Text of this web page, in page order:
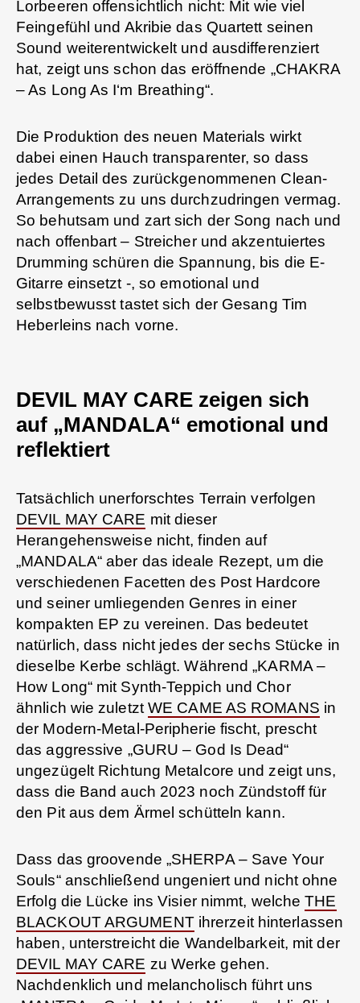
Lorbeeren offensichtlich nicht: Mit wie viel
Feingefühl und Akribie das Quartett seinen
Sound weiterentwickelt und ausdifferenziert
hat, zeigt uns schon das eröffnende „CHAKRA
– As Long As I‘m Breathing“.
Die Produktion des neuen Materials wirkt
dabei einen Hauch transparenter, so dass
jedes Detail des zurückgenommenen Clean-
Arrangements zu uns durchzudringen vermag.
So behutsam und zart sich der Song nach und
nach offenbart – Streicher und akzentuiertes
Drumming schüren die Spannung, bis die E-
Gitarre einsetzt -, so emotional und
selbstbewusst tastet sich der Gesang Tim
Heberleins nach vorne.
DEVIL MAY CARE zeigen sich
auf „MANDALA“ emotional und
reflektiert
Tatsächlich unerforschtes Terrain verfolgen
DEVIL MAY CARE mit dieser
Herangehensweise nicht, finden auf
„MANDALA“ aber das ideale Rezept, um die
verschiedenen Facetten des Post Hardcore
und seiner umliegenden Genres in einer
kompakten EP zu vereinen. Das bedeutet
natürlich, dass nicht jedes der sechs Stücke in
dieselbe Kerbe schlägt. Während „KARMA –
How Long“ mit Synth-Teppich und Chor
ähnlich wie zuletztWE CAME AS ROMANS in
der Modern-Metal-Peripherie fischt, prescht
das aggressive „GURU – God Is Dead“
ungezügelt Richtung Metalcore und zeigt uns,
dass die Band auch 2023 noch Zündstoff für
den Pit aus dem Ärmel schütteln kann.
Dass das groovende „SHERPA – Save Your
Souls“ anschließend ungeniert und nicht ohne
Erfolg die Lücke ins Visier nimmt, welcheTHE
BLACKOUT ARGUMENTihrerzeit hinterlassen
haben, unterstreicht die Wandelbarkeit, mit der
DEVIL MAY CARE zu Werke gehen.
Nachdenklich und melancholisch führt uns